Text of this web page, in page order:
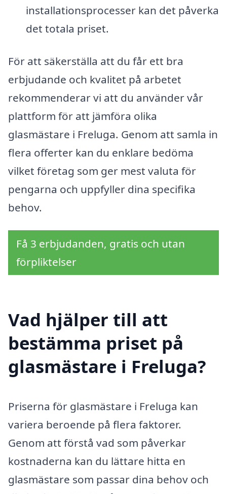
installationsprocesser kan det påverka
det totala priset.
För att säkerställa att du får ett bra
erbjudande och kvalitet på arbetet
rekommenderar vi att du använder vår
plattform för att jämföra olika
glasmästare i Freluga. Genom att samla in
flera offerter kan du enklare bedöma
vilket företag som ger mest valuta för
pengarna och uppfyller dina specifika
behov.
Få 3 erbjudanden, gratis och utan
förpliktelser
Vad hjälper till att
bestämma priset på
glasmästare i Freluga?
Priserna för glasmästare i Freluga kan
variera beroende på flera faktorer.
Genom att förstå vad som påverkar
kostnaderna kan du lättare hitta en
glasmästare som passar dina behov och